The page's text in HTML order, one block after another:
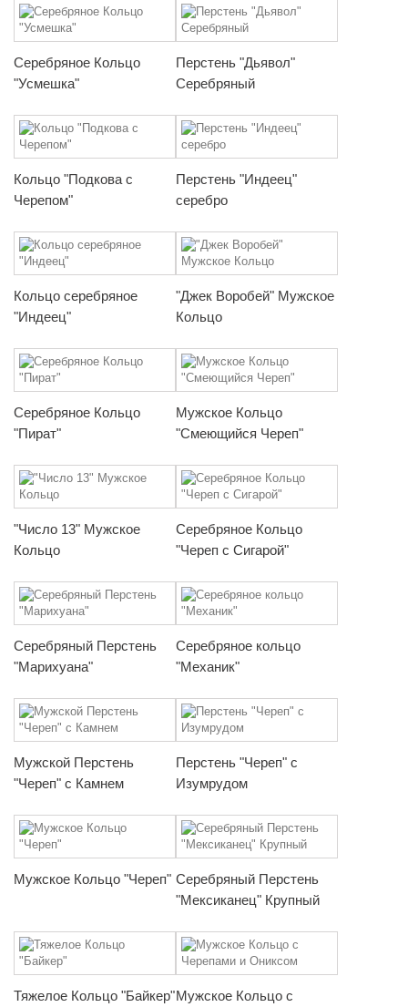
Серебряное Кольцо
"Усмешка"
Перстень "Дьявол"
Серебряный
Кольцо "Подкова с
Черепом"
Перстень "Индеец"
серебро
Кольцо серебряное
"Индеец"
"Джек Воробей" Мужское
Кольцо
Серебряное Кольцо
"Пират"
Мужское Кольцо
"Смеющийся Череп"
"Число 13" Мужское
Кольцо
Серебряное Кольцо
"Череп с Сигарой"
Серебряный Перстень
"Марихуана"
Серебряное кольцо
"Механик"
Мужской Перстень
"Череп" с Камнем
Перстень "Череп" с
Изумрудом
Мужское Кольцо "Череп" Серебряный Перстень
"Мексиканец" Крупный
Тяжелое Кольцо "Байкер"Мужское Кольцо с